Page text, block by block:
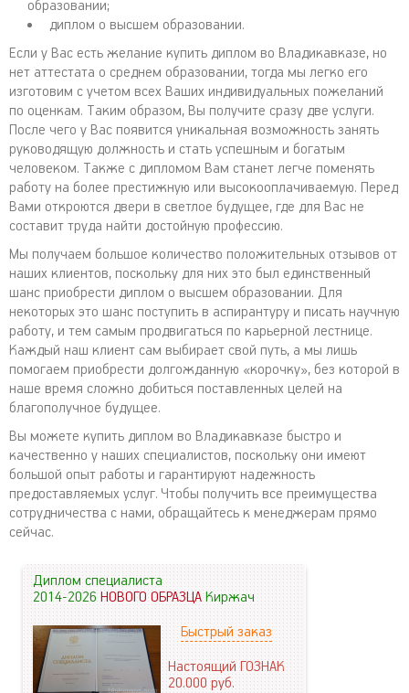
образовании;
диплом о высшем образовании.
Если у Вас есть желание купить диплом во Владикавказе, но
нет аттестата о среднем образовании, тогда мы легко его
изготовим с учетом всех Ваших индивидуальных пожеланий
по оценкам. Таким образом, Вы получите сразу две услуги.
После чего у Вас появится уникальная возможность занять
руководящую должность и стать успешным и богатым
человеком. Также с дипломом Вам станет легче поменять
работу на более престижную или высокооплачиваемую. Перед
Вами откроются двери в светлое будущее, где для Вас не
составит труда найти достойную профессию.
Мы получаем большое количество положительных отзывов от
наших клиентов, поскольку для них это был единственный
шанс приобрести диплом о высшем образовании. Для
некоторых это шанс поступить в аспирантуру и писать научную
работу, и тем самым продвигаться по карьерной лестнице.
Каждый наш клиент сам выбирает свой путь, а мы лишь
помогаем приобрести долгожданную «корочку», без которой в
наше время сложно добиться поставленных целей на
благополучное будущее.
Вы можете купить диплом во Владикавказе быстро и
качественно у наших специалистов, поскольку они имеют
большой опыт работы и гарантируют надежность
предоставляемых услуг. Чтобы получить все преимущества
сотрудничества с нами, обращайтесь к менеджерам прямо
сейчас.
Диплом специалиста
2014-2026НОВОГО ОБРАЗЦАКиржач
Быстрый заказ
Настоящий ГОЗНАК
20.000руб.